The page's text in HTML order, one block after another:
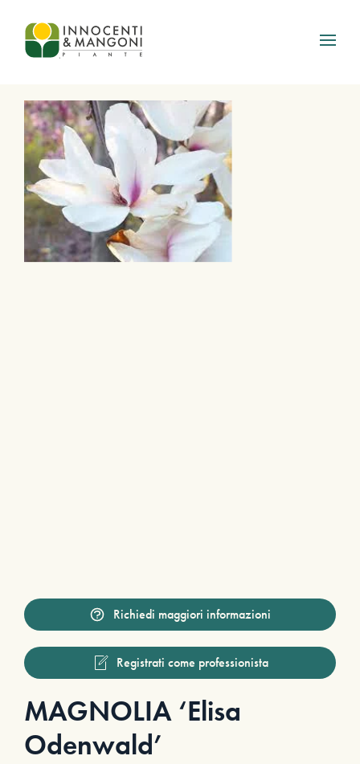
Skip to main content
Richiedi maggiori informazioni
Registrati come professionista
MAGNOLIA ‘Elisa
Odenwald’